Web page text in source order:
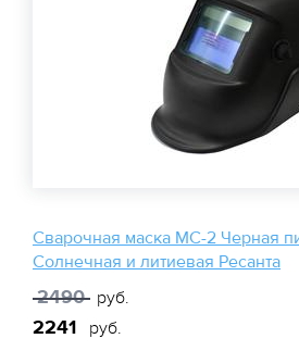
Сварочная маска МС-2 Черная
Солнечная и литиевая Ресанта
2490 руб.
2241 руб.